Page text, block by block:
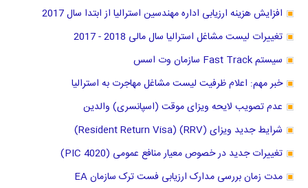
افزایش هزینه ارزیابی اداره مهندسین استرالیا از ابتدا سال 2017
تغییرات لیست مشاغل استرالیا سال مالی 2018 - 2017
سیستم Fast Track سازمان وت اسس
خبر مهم: اعلام ظرفیت لیست مشاغل مهاجرت به استرالیا
عدم تصویب لایحه ویزای موقت (اسپانسری) والدین
شرایط جدید ویزای (RRV) (Resident Return Visa)
تغییرات جدید در خصوص معیار منافع عمومی (PIC 4020)
مدت زمان بررسی مدارک ارزیابی فست ترک سازمان EA